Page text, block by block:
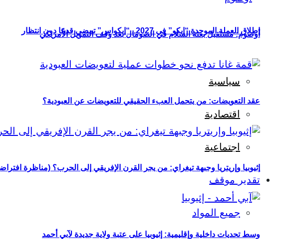
إطلاق العملة الموحدة “إيكو” في 2027.. “إيكواس” تمضي قدمًا دون انتظار
سياسية
اقتصادية
اجتماعية
تقدير موقف
جميع المواد
أوصوم: مستقبل بعثة السلام في الصومال بعد وقف التمويل الأمريكي
عقد التعويضات: من يتحمل العبء الحقيقي للتعويضات عن العبودية؟
إثيوبيا وإريتريا وجبهة تيغراي: من يجر القرن الإفريقي إلى الحرب؟ (مناظرة
وسط تحديات داخلية وإقليمية: إثيوبيا على عتبة ولاية جديدة لآبي أحمد